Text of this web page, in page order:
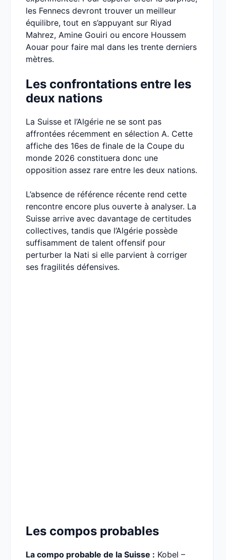
les Fennecs devront trouver un meilleur
équilibre, tout en s’appuyant sur Riyad
Mahrez, Amine Gouiri ou encore Houssem
Aouar pour faire mal dans les trente derniers
mètres.
Les confrontations entre les
deux nations
La Suisse et l’Algérie ne se sont pas
affrontées récemment en sélection A. Cette
affiche des 16es de finale de la Coupe du
monde 2026 constituera donc une
opposition assez rare entre les deux nations.
L’absence de référence récente rend cette
rencontre encore plus ouverte à analyser. La
Suisse arrive avec davantage de certitudes
collectives, tandis que l’Algérie possède
suffisamment de talent offensif pour
perturber la Nati si elle parvient à corriger
ses fragilités défensives.
Les compos probables
La compo probable de la Suisse : Kobel –